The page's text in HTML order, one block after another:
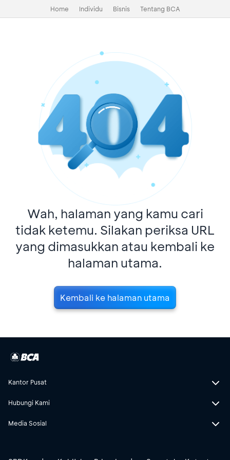
Home Individu Bisnis Tentang BCA
Wah, halaman yang kamu cari
tidak ketemu. Silakan periksa URL
yang dimasukkan atau kembali ke
halaman utama.
Kembali ke halaman utama
Kantor Pusat
Hubungi Kami
Media Sosial